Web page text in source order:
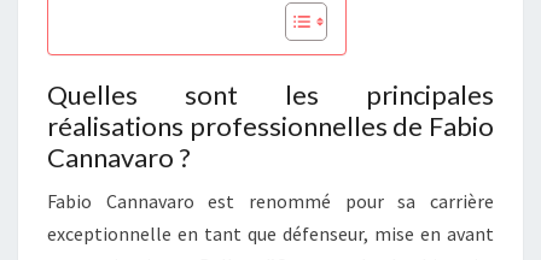
Quelles sont les principales
réalisations professionnelles de Fabio
Cannavaro ?
Fabio Cannavaro est renommé pour sa carrière
exceptionnelle en tant que défenseur, mise en avant